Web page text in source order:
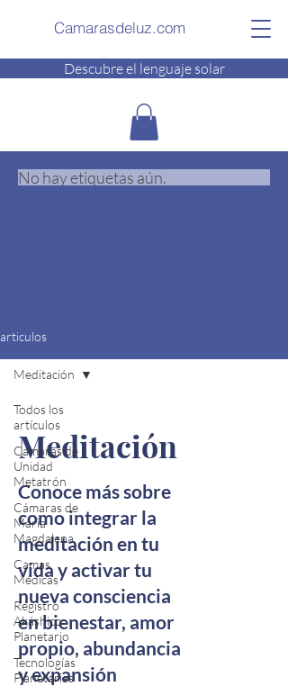
Descubre el lenguaje solar
Camarasdeluz.com
No hay etiquetas aún.
articulos
Todos los
artículos
Camaras de
Unidad
Metatrón
Cámaras de
Maria
Magdalena
Camas
Médicas
Registro
Akáshico
Planetario
Tecnologías
Planetarias
Meditación
Meditación
Conoce más sobre
como integrar la
meditación en tu
vida y activar tu
nueva consciencia
en bienestar, amor
propio, abundancia
y expansión